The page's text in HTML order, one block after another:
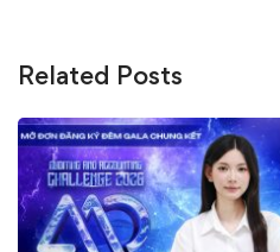
Related Posts